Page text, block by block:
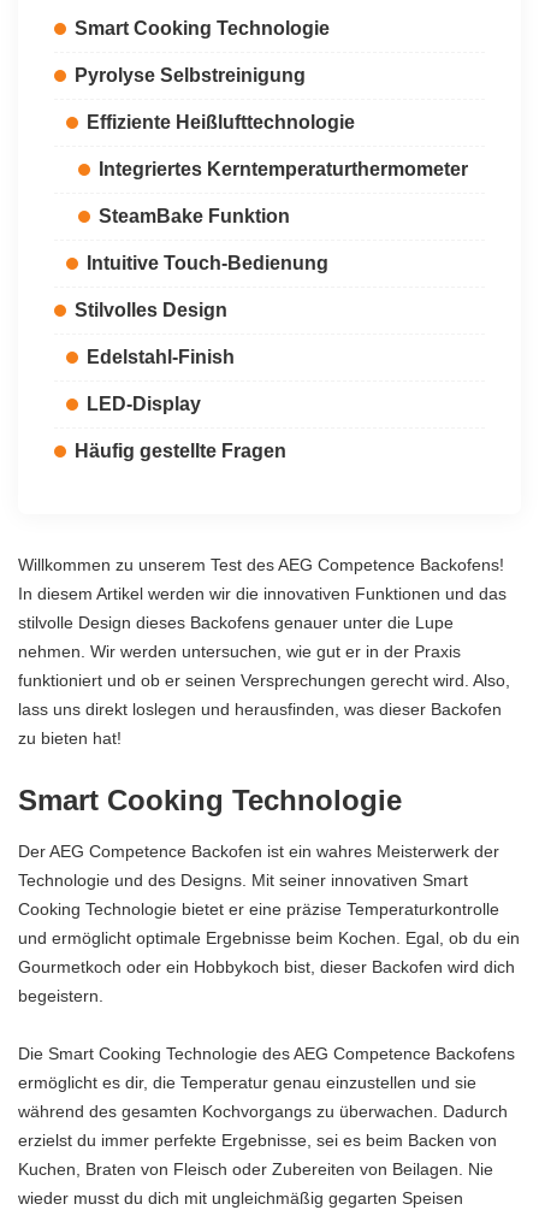
Smart Cooking Technologie
Pyrolyse Selbstreinigung
Effiziente Heißlufttechnologie
Integriertes Kerntemperaturthermometer
SteamBake Funktion
Intuitive Touch-Bedienung
Stilvolles Design
Edelstahl-Finish
LED-Display
Häufig gestellte Fragen
Willkommen zu unserem Test des AEG Competence Backofens!
In diesem Artikel werden wir die innovativen Funktionen und das
stilvolle Design dieses Backofens genauer unter die Lupe
nehmen. Wir werden untersuchen, wie gut er in der Praxis
funktioniert und ob er seinen Versprechungen gerecht wird. Also,
lass uns direkt loslegen und herausfinden, was dieser Backofen
zu bieten hat!
Smart Cooking Technologie
Der AEG Competence Backofen ist ein wahres Meisterwerk der
Technologie und des Designs. Mit seiner innovativen Smart
Cooking Technologie bietet er eine präzise Temperaturkontrolle
und ermöglicht optimale Ergebnisse beim Kochen. Egal, ob du ein
Gourmetkoch oder ein Hobbykoch bist, dieser Backofen wird dich
begeistern.
Die Smart Cooking Technologie des AEG Competence Backofens
ermöglicht es dir, die Temperatur genau einzustellen und sie
während des gesamten Kochvorgangs zu überwachen. Dadurch
erzielst du immer perfekte Ergebnisse, sei es beim Backen von
Kuchen, Braten von Fleisch oder Zubereiten von Beilagen. Nie
wieder musst du dich mit ungleichmäßig gegarten Speisen